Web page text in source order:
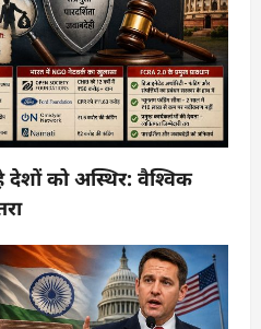
को अस्थिर: वैश्विक